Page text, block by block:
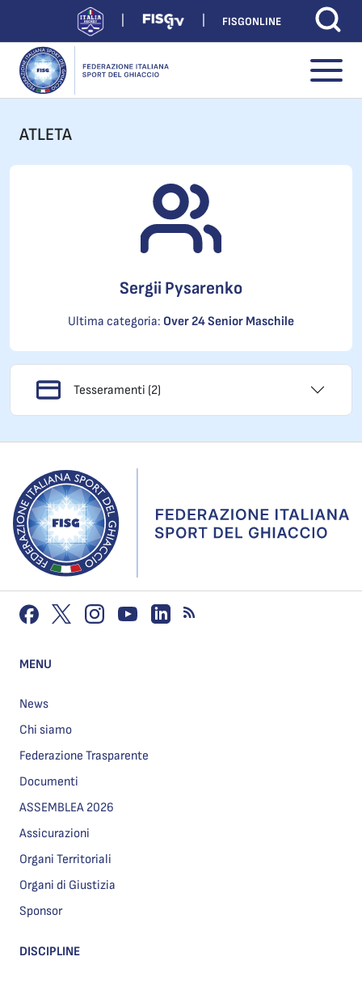
FISGONLINE
ATLETA
Sergii Pysarenko
Ultima categoria: Over 24 Senior Maschile
Tesseramenti (2)
MENU
News
Chi siamo
Federazione Trasparente
Documenti
ASSEMBLEA 2026
Assicurazioni
Organi Territoriali
Organi di Giustizia
Sponsor
DISCIPLINE